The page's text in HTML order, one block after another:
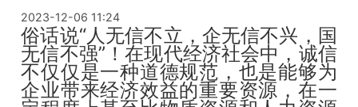
2023-12-06 11:24
俗话说“人无信不立，企无信不兴，国
无信不强”！在现代经济社会中，诚信
不仅仅是一种道德规范，也是能够为
企业带来经济效益的重要资源，在一